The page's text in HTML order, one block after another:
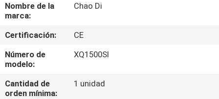
NOSOTROS
VIAJE
DE
LA
FÁBRICA
Nombre de la
marca:
Chao Di
Certificación:
CE
Número de
modelo:
XQ1500SI
Cantidad de
orden mínima:
1 unidad